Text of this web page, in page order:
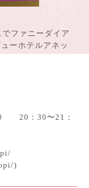
ファニーダイア
ーホテルアネッ
20：30〜21：
)